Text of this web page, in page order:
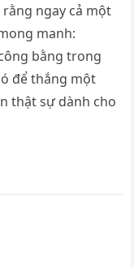
ngay cả một
manh:
bằng trong
để thắng một
thật sự dành cho